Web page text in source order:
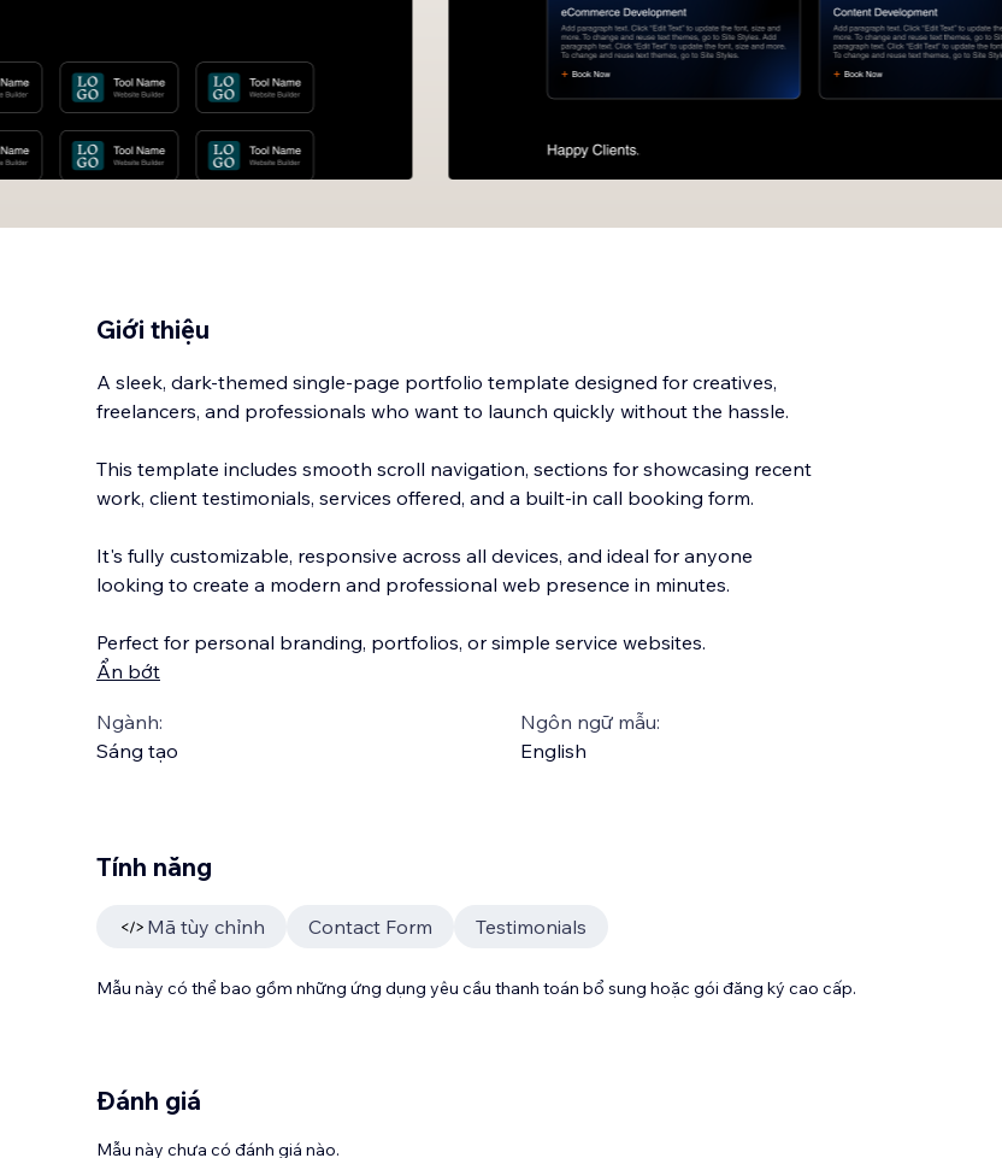
Giới thiệu
A sleek, dark-themed single-page portfolio template designed for creatives,
freelancers, and professionals who want to launch quickly without the hassle.
This template includes smooth scroll navigation, sections for showcasing recent
work, client testimonials, services offered, and a built-in call booking form.
It's fully customizable, responsive across all devices, and ideal for anyone
looking to create a modern and professional web presence in minutes.
Perfect for personal branding, portfolios, or simple service websites.
Ẩn bớt
Ngành:
Sáng tạo
Ngôn ngữ mẫu:
English
Tính năng
Mã tùy chỉnh Contact Form Testimonials
Mẫu này có thể bao gồm những ứng dụng yêu cầu thanh toán bổ sung hoặc gói đăng ký cao cấp.
Đánh giá
Mẫu này chưa có đánh giá nào.